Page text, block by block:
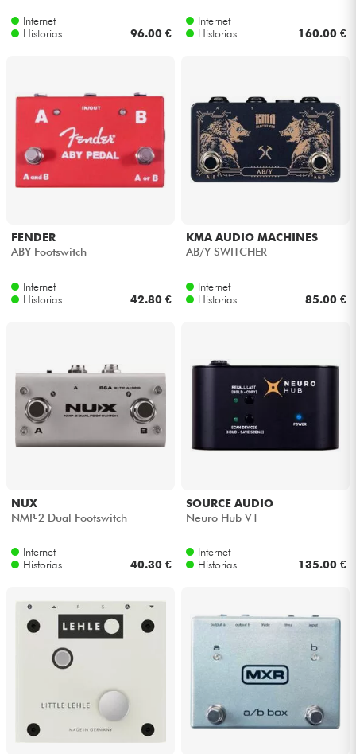
Cables & Acces.
Bundle
Ver nuestras marcas
Internet
Historias
96.00 €
Internet
Historias
160.00 €
FENDER
ABY Footswitch
Internet
Historias
42.80 €
KMA AUDIO MACHINES
AB/Y SWITCHER
Internet
Historias
85.00 €
NUX
NMP-2 Dual Footswitch
Internet
Historias
40.30 €
SOURCE AUDIO
Neuro Hub V1
Internet
Historias
135.00 €